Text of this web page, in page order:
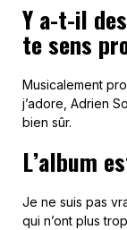
Y a-t-il
te sens
Musicalement
j’adore, Adrien
bien sûr.
L’album
Je ne suis pas
qui n’ont plus